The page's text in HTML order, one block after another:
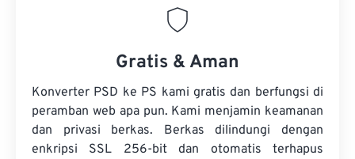
Gratis & Aman
Konverter PSD ke PS kami gratis dan berfungsi di
peramban web apa pun. Kami menjamin keamanan
dan privasi berkas. Berkas dilindungi dengan
enkripsi SSL 256-bit dan otomatis terhapus